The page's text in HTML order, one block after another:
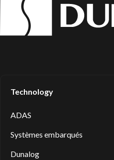
Technology
ADAS
Systèmes embarqués
Dunalog